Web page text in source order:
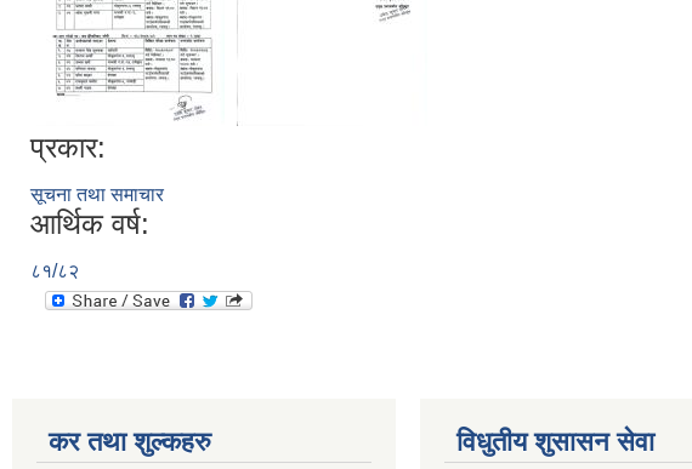
प्रकार:
सूचना तथा समाचार
आर्थिक वर्ष:
८१/८२
कर तथा शुल्कहरु विधुतीय शुसासन सेवा